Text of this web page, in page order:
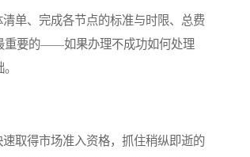
单、完成各节点的标准与时限、总费
重要的——如果办理不成功如何处理
取得市场准入资格，抓住稍纵即逝的